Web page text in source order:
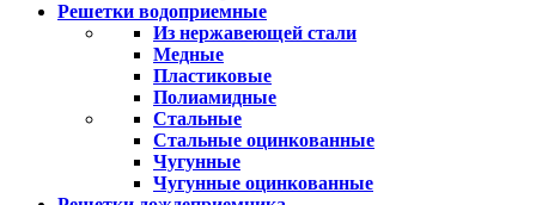
Решетки водоприемные
Из нержавеющей стали
Медные
Пластиковые
Полиамидные
Стальные
Стальные оцинкованные
Чугунные
Чугунные оцинкованные